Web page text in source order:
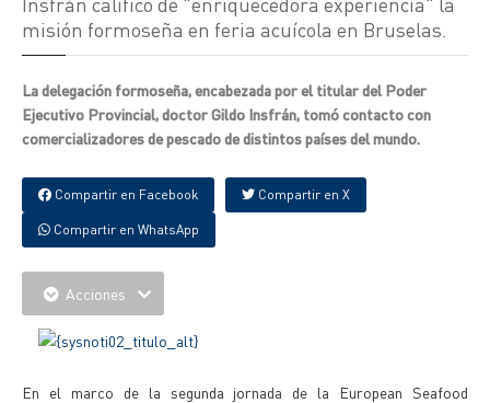
misión formoseña en feria acuícola en Bruselas.
La delegación formoseña, encabezada por el titular del Poder
Ejecutivo Provincial, doctor Gildo Insfrán, tomó contacto con
comercializadores de pescado de distintos países del mundo.
Compartir en Facebook Compartir en X
Compartir en WhatsApp
Acciones
En el marco de la segunda jornada de la European Seafood